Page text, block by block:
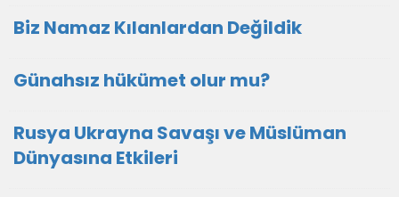
Biz Namaz Kılanlardan Değildik
Günahsız hükümet olur mu?
Rusya Ukrayna Savaşı ve Müslüman
Dünyasına Etkileri